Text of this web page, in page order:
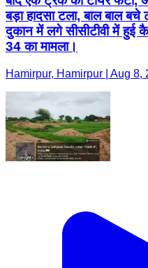
बड़ा हादसा टला, बाल बाल
दुकान में लगे सीसीटीवी में हुई
34 का मामला।
Hamirpur, Hamirpur | Aug 8,